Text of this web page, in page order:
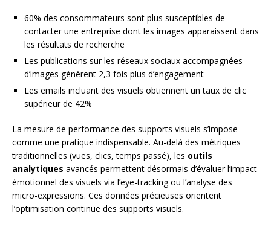
60% des consommateurs sont plus susceptibles de
contacter une entreprise dont les images apparaissent dans
les résultats de recherche
Les publications sur les réseaux sociaux accompagnées
d’images génèrent 2,3 fois plus d’engagement
Les emails incluant des visuels obtiennent un taux de clic
supérieur de 42%
La mesure de performance des supports visuels s’impose
comme une pratique indispensable. Au-delà des métriques
traditionnelles (vues, clics, temps passé), les outils
analytiques avancés permettent désormais d’évaluer l’impact
émotionnel des visuels via l’eye-tracking ou l’analyse des
micro-expressions. Ces données précieuses orientent
l’optimisation continue des supports visuels.